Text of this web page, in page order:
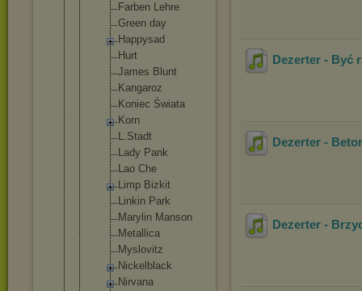
Farben Lehre
Green day
Happysad
Hurt
James Blunt
Kangaroz
Koniec Świata
Korn
L.Stadt
Lady Pank
Lao Che
Limp Bizkit
Linkin Park
Marylin Manson
Metallica
Myslovitz
Nickelbl ack
Nirvana
Dezerter - Być
Dezerter -
Dezerter -